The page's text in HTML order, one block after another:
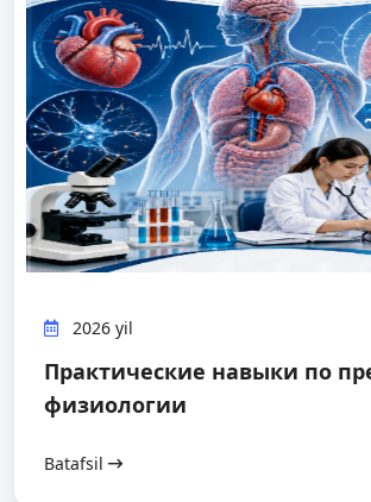
2026 yil
Практические навыки по
физиологии
Batafsil